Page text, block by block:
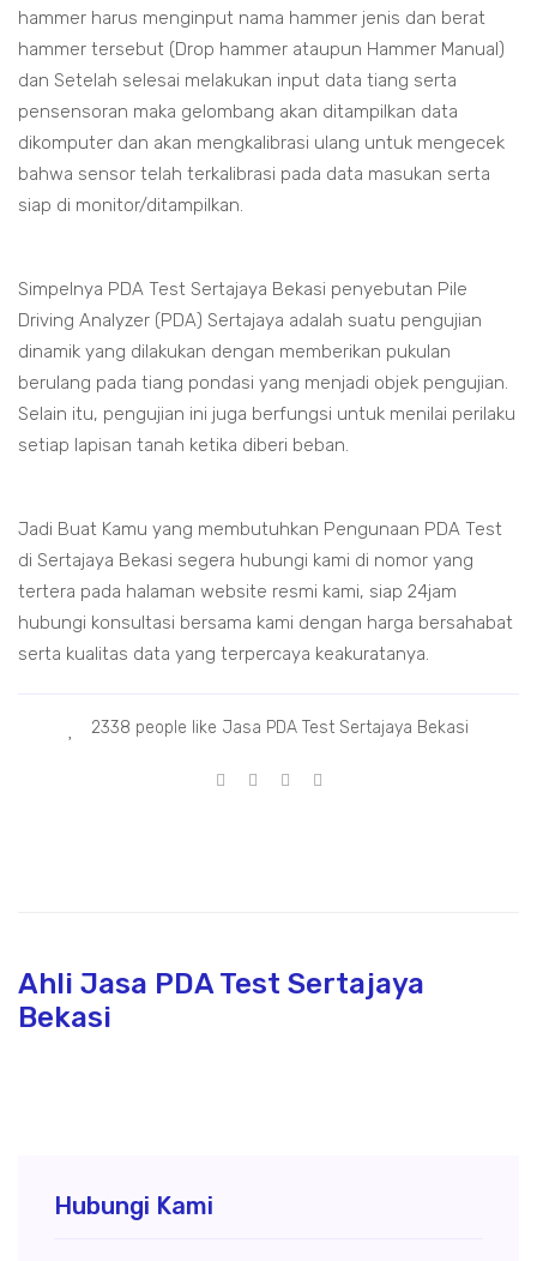
hammer harus menginput nama hammer jenis dan berat
hammer tersebut (Drop hammer ataupun Hammer Manual)
dan Setelah selesai melakukan input data tiang serta
pensensoran maka gelombang akan ditampilkan data
dikomputer dan akan mengkalibrasi ulang untuk mengecek
bahwa sensor telah terkalibrasi pada data masukan serta
siap di monitor/ditampilkan.
Simpelnya PDA Test Sertajaya Bekasi penyebutan Pile
Driving Analyzer (PDA) Sertajaya adalah suatu pengujian
dinamik yang dilakukan dengan memberikan pukulan
berulang pada tiang pondasi yang menjadi objek pengujian.
Selain itu, pengujian ini juga berfungsi untuk menilai perilaku
setiap lapisan tanah ketika diberi beban.
Jadi Buat Kamu yang membutuhkan Pengunaan PDA Test
di Sertajaya Bekasi segera hubungi kami di nomor yang
tertera pada halaman website resmi kami, siap 24jam
hubungi konsultasi bersama kami dengan harga bersahabat
serta kualitas data yang terpercaya keakuratanya.
2338 people like Jasa PDA Test Sertajaya Bekasi
Ahli Jasa PDA Test Sertajaya
Bekasi
Hubungi Kami